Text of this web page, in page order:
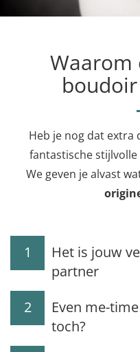
Waarom
Heb je nog dat extra
fantastische
We geven je alvast
1
Het is jouw
partner
2
Even me-
toch?